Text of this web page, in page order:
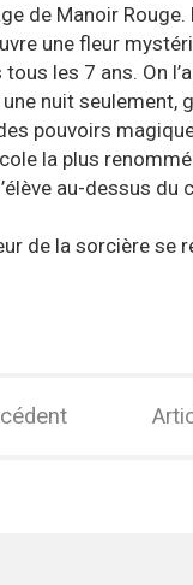
de Manoir
une fleur
les 7 ans. On
nuit seulement,
pouvoirs
la plus
au-dessus du
de la sorcière se